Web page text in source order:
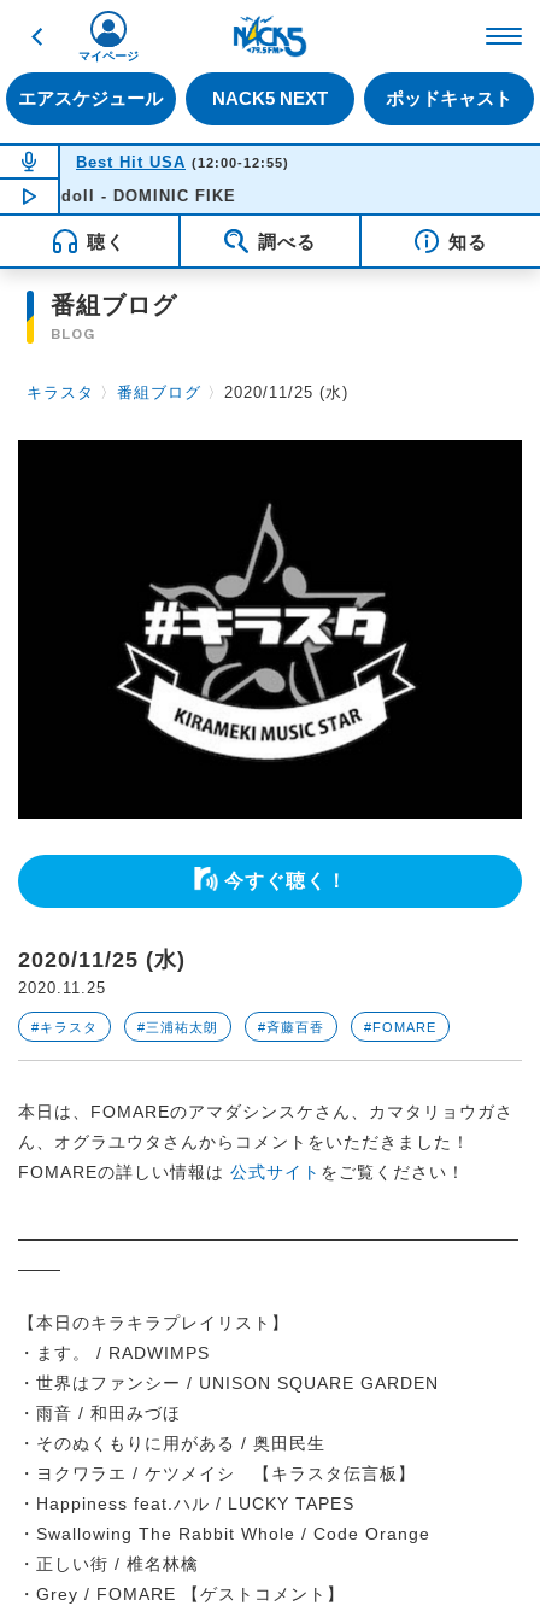
戻る
エアスケジュール NACK5 NEXT ポッドキャスト
マイページ
NOW ON AIR
Best Hit USA (12:00-12:55)
NOW PLAYING12:01
Babydoll - DOMINIC FIKE
聴く 調べる 知る
番組ブログ
BLOG
キラスタ 〉番組ブログ 〉2020/11/25 (水)
今すぐ聴く！
2020/11/25 (水)
2020.11.25
#キラスタ #三浦祐太朗 #斉藤百香 #FOMARE
本日は、FOMAREのアマダシンスケさん、カマタリョウガさ
ん、オグラユウタさんからコメントをいただきました！
FOMAREの詳しい情報は 公式サイト をご覧ください！
【本日のキラキラプレイリスト】
・ます。 / RADWIMPS
・世界はファンシー / UNISON SQUARE GARDEN
・雨音 / 和田みづほ
・そのぬくもりに用がある / 奥田民生
・ヨクワラエ / ケツメイシ 【キラスタ伝言板】
・Happiness feat.ハル / LUCKY TAPES
・Swallowing The Rabbit Whole / Code Orange
・正しい街 / 椎名林檎
・Grey / FOMARE 【ゲストコメント】